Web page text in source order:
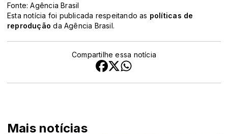
Fonte: Agência Brasil
Esta notícia foi publicada respeitando as políticas de
reprodução da Agência Brasil.
Compartilhe essa notícia
Mais notícias